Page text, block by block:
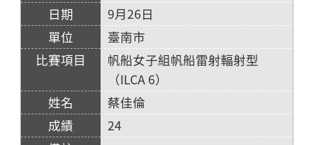
9月26日
臺南市
帆船女子組帆船雷射輻射型
（ILCA 6）
蔡佳倫
24